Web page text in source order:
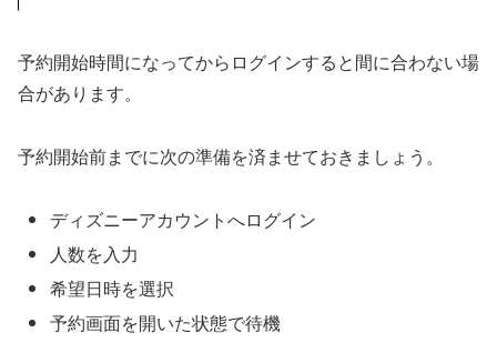
予約開始時間になってからログインすると間に合わない場
合があります。
予約開始前までに次の準備を済ませておきましょう。
ディズニーアカウントへログイン
人数を入力
希望日時を選択
予約画面を開いた状態で待機